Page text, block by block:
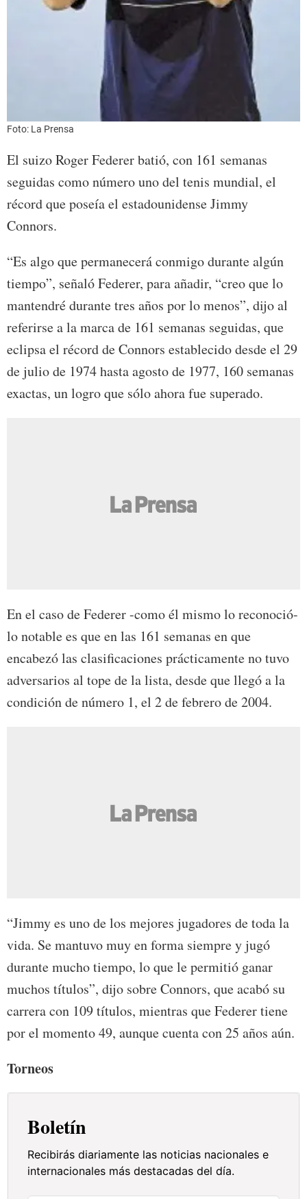
Foto: La Prensa
El suizo Roger Federer batió, con 161 semanas
seguidas como número uno del tenis mundial, el
récord que poseía el estadounidense Jimmy
Connors.
“Es algo que permanecerá conmigo durante algún
tiempo”, señaló Federer, para añadir, “creo que lo
mantendré durante tres años por lo menos”, dijo al
referirse a la marca de 161 semanas seguidas, que
eclipsa el récord de Connors establecido desde el 29
de julio de 1974 hasta agosto de 1977, 160 semanas
exactas, un logro que sólo ahora fue superado.
En el caso de Federer -como él mismo lo reconoció-
lo notable es que en las 161 semanas en que
encabezó las clasificaciones prácticamente no tuvo
adversarios al tope de la lista, desde que llegó a la
condición de número 1, el 2 de febrero de 2004.
“Jimmy es uno de los mejores jugadores de toda la
vida. Se mantuvo muy en forma siempre y jugó
durante mucho tiempo, lo que le permitió ganar
muchos títulos”, dijo sobre Connors, que acabó su
carrera con 109 títulos, mientras que Federer tiene
por el momento 49, aunque cuenta con 25 años aún.
Torneos
Boletín
Recibirás diariamente las noticias nacionales e
internacionales más destacadas del día.